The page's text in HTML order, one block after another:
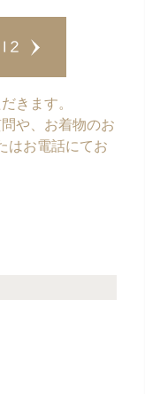
きます。
や、お着物のお
はお電話にてお